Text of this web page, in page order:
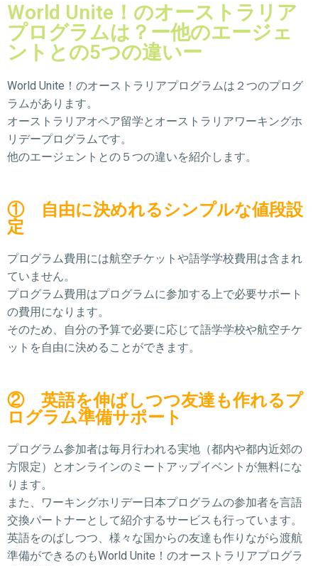
World Unite！のオーストラリア
プログラムは？ー他のエージェ
ントとの5つの違いー
World Unite！のオーストラリアプログラムは２つのプログ
ラムがあります。
オーストラリアオペア留学とオーストラリアワーキングホ
リデープログラムです。
他のエージェントとの５つの違いを紹介します。
① 自由に決めれるシンプルな値段設
定
プログラム費用には航空チケットや語学学校費用は含まれ
ていません。
プログラム費用はプログラムに参加する上で必要サポート
の費用になります。
そのため、自分の予算で必要に応じて語学学校や航空チケ
ットを自由に決めることができます。
② 英語を伸ばしつつ友達も作れるプ
ログラム準備サポート
プログラム参加者は毎月行われる実地（都内や都内近郊の
方限定）とオンラインのミートアップイベントが無料にな
ります。
また、ワーキングホリデー日本プログラムの参加者を言語
交換パートナーとして紹介するサービスも行っています。
英語をのばしつつ、様々な国からの友達も作りながら渡航
準備ができるのもWorld Unite！のオーストラリアプログラ